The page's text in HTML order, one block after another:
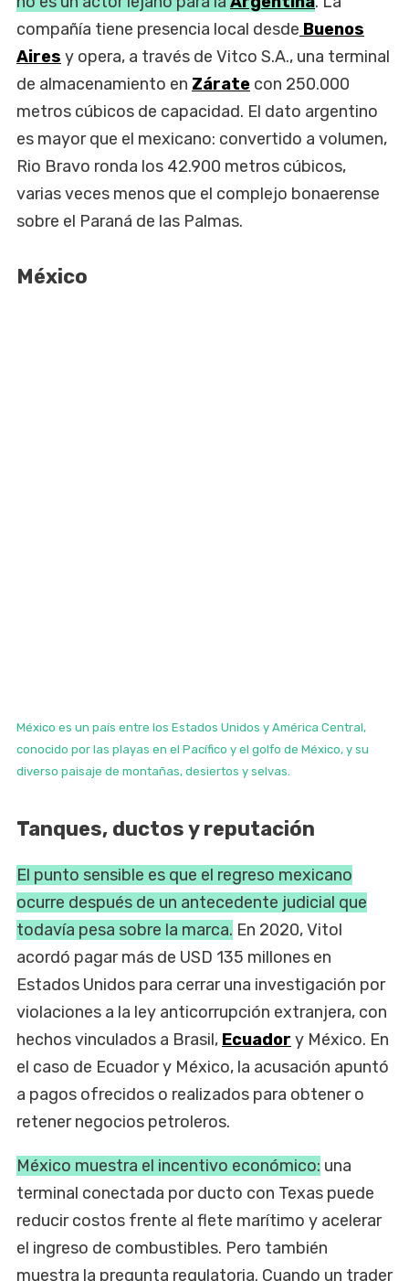
compañía tiene presencia local desde Buenos
Aires y opera, a través de Vitco S.A., una terminal
de almacenamiento en Zárate con 250.000
metros cúbicos de capacidad. El dato argentino
es mayor que el mexicano: convertido a volumen,
Rio Bravo ronda los 42.900 metros cúbicos,
varias veces menos que el complejo bonaerense
sobre el Paraná de las Palmas.
México
México es un país entre los Estados Unidos y América Central,
conocido por las playas en el Pacífico y el golfo de México, y su
diverso paisaje de montañas, desiertos y selvas.
Tanques, ductos y reputación
El punto sensible es que el regreso mexicano
ocurre después de un antecedente judicial que
todavía pesa sobre la marca. En 2020, Vitol
acordó pagar más de USD 135 millones en
Estados Unidos para cerrar una investigación por
violaciones a la ley anticorrupción extranjera, con
hechos vinculados a Brasil, Ecuador y México. En
el caso de Ecuador y México, la acusación apuntó
a pagos ofrecidos o realizados para obtener o
retener negocios petroleros.
México muestra el incentivo económico: una
terminal conectada por ducto con Texas puede
reducir costos frente al flete marítimo y acelerar
el ingreso de combustibles. Pero también
muestra la pregunta regulatoria. Cuando un trader